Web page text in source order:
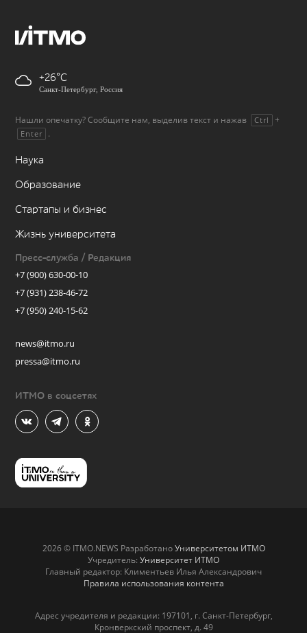
+26
Санкт-Петербург, Россия
Нашли опечатку? Сообщите нам, выделив текст и нажав Ctrl +
Enter .
Наука
Образование
Стартапы и бизнес
Жизнь университета
Пресс-служба / Редакция
+7 (900) 630-00-10
+7 (931) 238-46-72
+7 (950) 240-15-62
news@itmo.ru
pressa@itmo.ru
ИТМО в соцсетях
2026 © ITMO.NEWS РазработаноУниверситетом ИТМО
Учредитель: Университет ИТМО
Главный редактор: Климентьев Илья Александрович
Правила использования контента
Адрес учредителя и редакции: 197101, г. Санкт-Петербург,
Кронверкский проспект, д. 49